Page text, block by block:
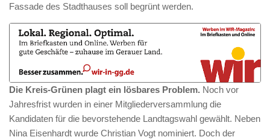
Fassade des Stadthauses soll begrünt werden.
Die Kreis-Grünen plagt ein lösbares Problem. Noch vor
Jahresfrist wurden in einer Mitgliederversammlung die
Kandidaten für die bevorstehende Landtagswahl gewählt. Neben
Nina Eisenhardt wurde Christian Vogt nominiert. Doch der